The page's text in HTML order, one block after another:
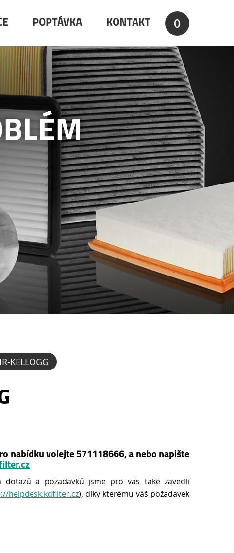
POPTÁVKA KONTAKT 0
KELLOGG
nabídku volejte 571118666, a nebo napište
a požadavků jsme pro vás také zavedli
helpdesk.kdfilter.cz), díky kterému váš požadavek